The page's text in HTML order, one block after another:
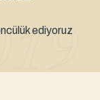
ediyoruz